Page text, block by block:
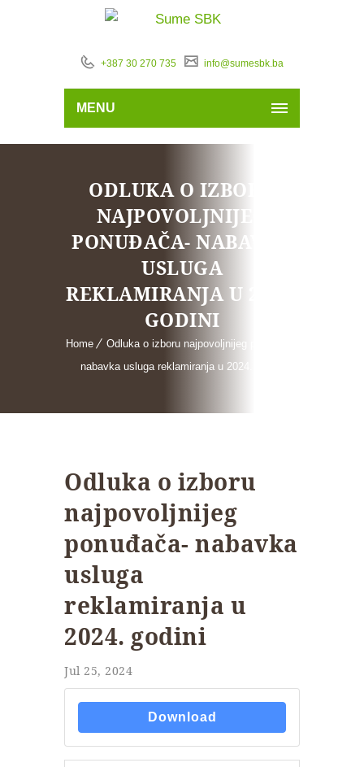
+387 30 270 735 info@sumesbk.ba
MENU
ODLUKA O IZBORU
NAJPOVOLJNIJEG
PONUĐAČA- NABAVKA
USLUGA
REKLAMIRANJA U 2024.
GODINI
Home
Odluka o izboru najpovoljnijeg ponuđača-
nabavka usluga reklamiranja u 2024. godini
Odluka o izboru
najpovoljnijeg
ponuđača- nabavka
usluga
reklamiranja u
2024. godini
Jul 25, 2024
Download